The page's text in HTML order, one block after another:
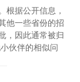
根据公开信息，
他一些省份的招
，因此通常被归
伙伴的相似问